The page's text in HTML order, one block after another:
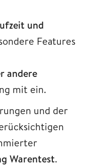
und
Features
andere
mit ein.
und der
Warentest.